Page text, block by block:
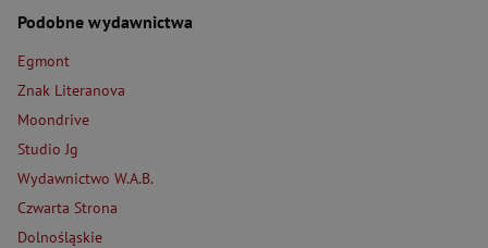
Podobne wydawnictwa
Egmont
Znak Literanova
Moondrive
Studio Jg
Wydawnictwo W.A.B.
Czwarta Strona
Dolnośląskie